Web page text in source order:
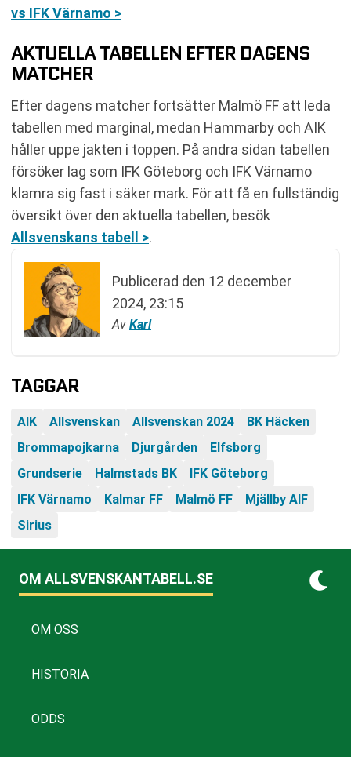
vs IFK Värnamo >
AKTUELLA TABELLEN EFTER DAGENS
MATCHER
Efter dagens matcher fortsätter Malmö FF att leda
tabellen med marginal, medan Hammarby och AIK
håller uppe jakten i toppen. På andra sidan tabellen
försöker lag som IFK Göteborg och IFK Värnamo
klamra sig fast i säker mark. För att få en fullständig
översikt över den aktuella tabellen, besök
Allsvenskans tabell >.
Publicerad den 12 december
2024, 23:15
Av Karl
TAGGAR
AIK Allsvenskan Allsvenskan 2024
BK Häcken
Brommapojkarna
Djurgården
Elfsborg
Grundserie
Halmstads BK
IFK Göteborg
IFK Värnamo
Kalmar FF Malmö FF
Mjällby AIF
Sirius
OM ALLSVENSKANTABELL.SE
OM OSS
HISTORIA
ODDS